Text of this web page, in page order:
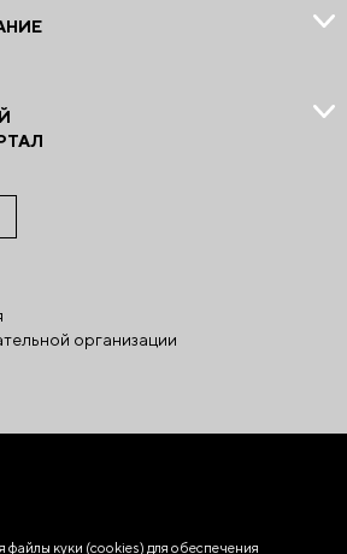
организации
файлы куки (cookies) для обеспечения